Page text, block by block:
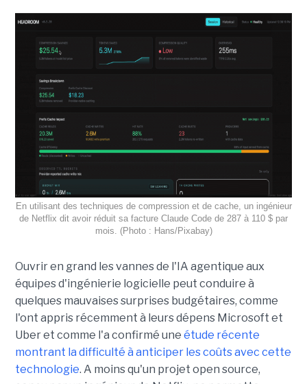
En utilisant des techniques de compression et de cache, un ingénieur
de Netflix dit avoir réduit sa facture Claude Code de 287 à 110 $ par
mois. (Photo : Hans/Pixabay)
Ouvrir en grand les vannes de l'IA agentique aux
équipes d'ingénierie logicielle peut conduire à
quelques mauvaises surprises budgétaires, comme
l'ont appris récemment à leurs dépens Microsoft et
Uber et comme l'a confirmé une étude récente
montrant la difficulté à anticiper les coûts avec cette
technologie. A moins qu'un projet open source,